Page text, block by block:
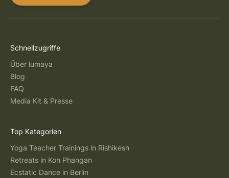
Schnellzugriffe
Über lumaya
Blog
FAQ
Media Kit & Presse
Top Kategorien
Yoga Teacher Trainings in Rishikesh
Retreats in Koh Phangan
Ecstatic Dance in Berlin